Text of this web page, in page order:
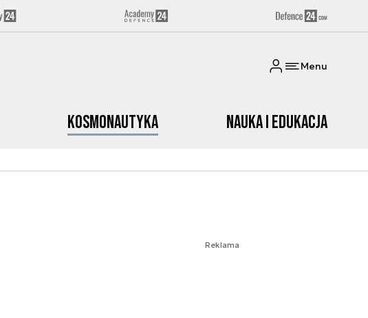
Menu
Kosmonautyka Nauka i edukacja
Reklama